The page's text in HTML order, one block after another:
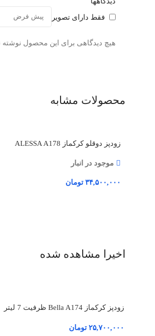
فقط دارای تصویر
هیچ دیدگاهی برای این محصول
محصولات مشابه
زودپز دوقلو کرکماز ALESSA A178
موجود در انبار
۳۴,۵۰۰,۰۰۰ تومان
اخیرا مشاهده شده
زودپز کرکماز Bella A174 ظرفیت 7 لیتر
۲۵,۷۰۰,۰۰۰ تومان